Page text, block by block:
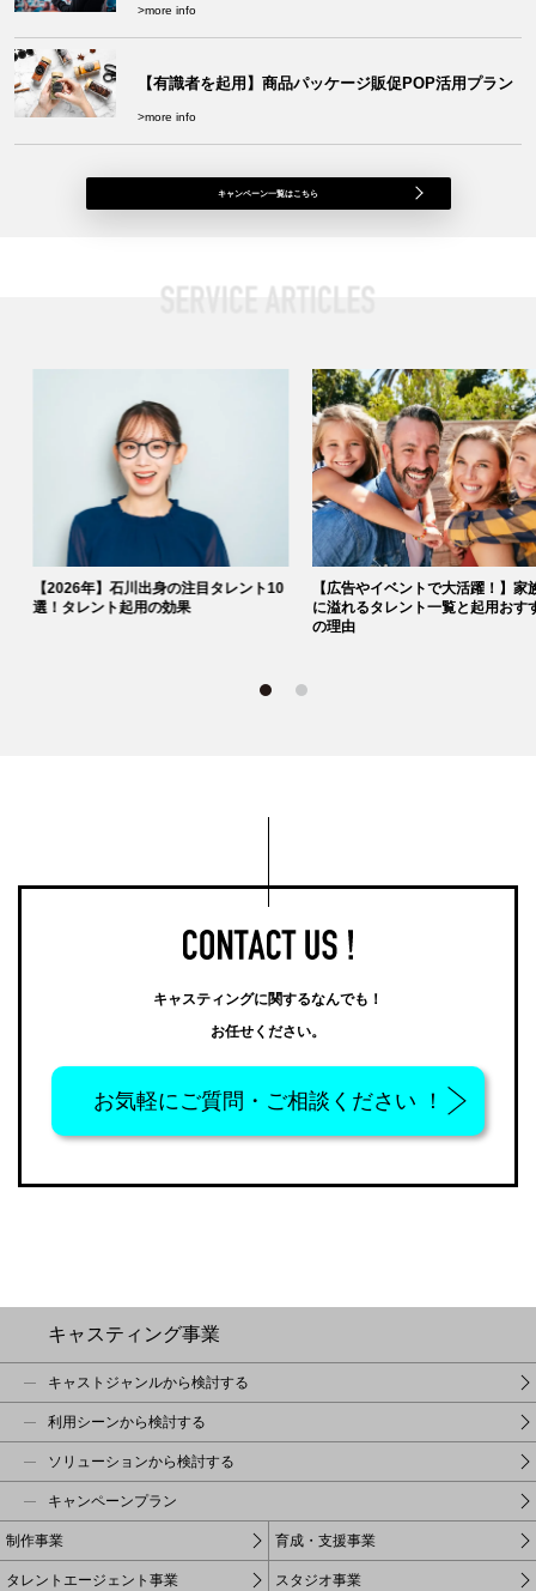
>more info
【有識者を起用】商品パッケージ販促POP活用プラン
>more info
キャンペーン一覧はこちら
【2026年】石川出身の注目タレント10
選！タレント起用の効果
【広告やイベントで大活躍！】家
に溢れるタレント一覧と起用おす
の理由
キャスティングに関するなんでも！
お任せください。
お気軽にご質問・ご相談ください ！
キャスティング事業
キャストジャンルから検討する
利用シーンから検討する
ソリューションから検討する
キャンペーンプラン
制作事業 育成・支援事業
タレントエージェント事業 スタジオ事業